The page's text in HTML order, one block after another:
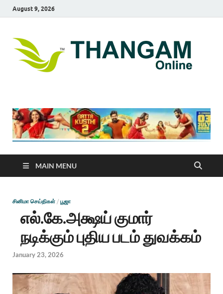
August 9, 2026
MAIN MENU
சினிமா செய்திகள் / பூஜா
எல்.கே.அக்ஷய் குமார்
நடிக்கும் புதிய படம் துவக்கம்
January 23, 2026